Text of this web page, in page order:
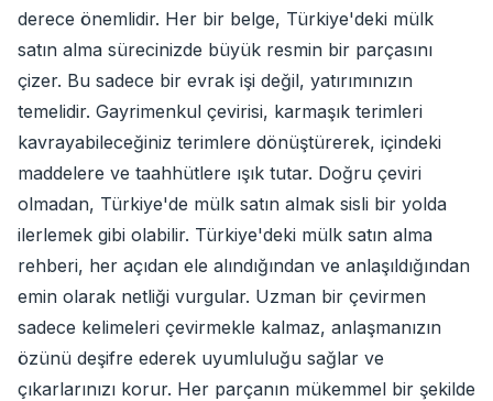
derece önemlidir. Her bir belge, Türkiye'deki mülk
satın alma sürecinizde büyük resmin bir parçasını
çizer. Bu sadece bir evrak işi değil, yatırımınızın
temelidir. Gayrimenkul çevirisi, karmaşık terimleri
kavrayabileceğiniz terimlere dönüştürerek, içindeki
maddelere ve taahhütlere ışık tutar. Doğru çeviri
olmadan, Türkiye'de mülk satın almak sisli bir yolda
ilerlemek gibi olabilir. Türkiye'deki mülk satın alma
rehberi, her açıdan ele alındığından ve anlaşıldığından
emin olarak netliği vurgular. Uzman bir çevirmen
sadece kelimeleri çevirmekle kalmaz, anlaşmanızın
özünü deşifre ederek uyumluluğu sağlar ve
çıkarlarınızı korur. Her parçanın mükemmel bir şekilde